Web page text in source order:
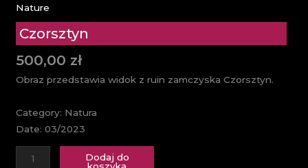
Nature
Czorsztyn
500,00 zł
Obraz przedstawia widok z ruin zamczyska Czorsztyn.
Category: Natura
Date: 03/2023
Dodaj do